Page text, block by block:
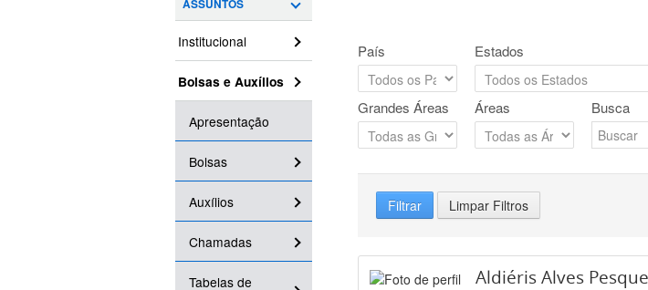
ASSUNTOS
Institucional
Bolsas e Auxílios
Apresentação
Bolsas
Auxílios
Chamadas
Tabelas de
País Estados
Grandes Áreas Áreas Busca
Filtrar Limpar Filtros
Aldiéris Alves